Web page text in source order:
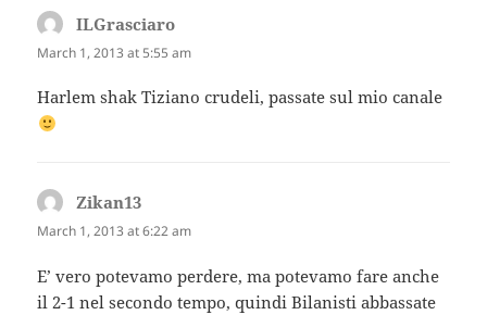
ILGrasciaro
March 1, 2013 at 5:55 am
Harlem shak Tiziano crudeli, passate sul mio canale
Zikan13
March 1, 2013 at 6:22 am
E’ vero potevamo perdere, ma potevamo fare anche
il 2-1 nel secondo tempo, quindi Bilanisti abbassate